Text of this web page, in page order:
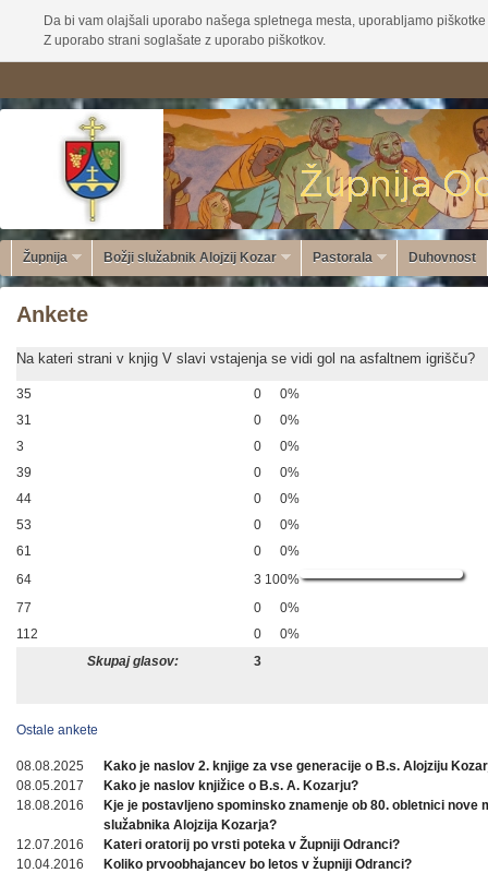
Da bi vam olajšali uporabo našega spletnega mesta, uporabljamo
Z uporabo strani soglašate z uporabo piškotkov.
Župnija Božji služabnik Alojzij Kozar Pastorala Duhovnost
Ankete
Na kateri strani v knjig V slavi vstajenja se vidi gol na asfaltnem igrišču?
35 0
0%
31
0
0%
3
0
0%
39
0
0%
44
0
0%
53
0
0%
61
0
0%
64
3 100%
77
0
0%
112
0
0%
Skupaj glasov:
3
Ostale ankete
08.08.2025
Kako je naslov 2. knjige za vse generacije o B.s. Alojziju
08.05.2017
Kako je naslov knjižice o B.s. A. Kozarju?
18.08.2016
Kje je postavljeno spominsko znamenje ob 80. obletnici nove
služabnika Alojzija Kozarja?
12.07.2016
Kateri oratorij po vrsti poteka v Župniji Odranci?
10.04.2016
Koliko prvoobhajancev bo letos v župniji Odranci?